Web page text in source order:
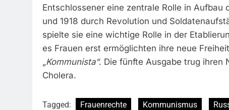
Entschlossener eine zentrale Rolle in Aufbau
und 1918 durch Revolution und
spielte sie eine wichtige Rolle in der
es Frauen erst ermöglichten ihre neue
„Kommunista“. Die fünfte Ausgabe trug ihren
Cholera.
Tagged: Frauenrechte Kommunismus